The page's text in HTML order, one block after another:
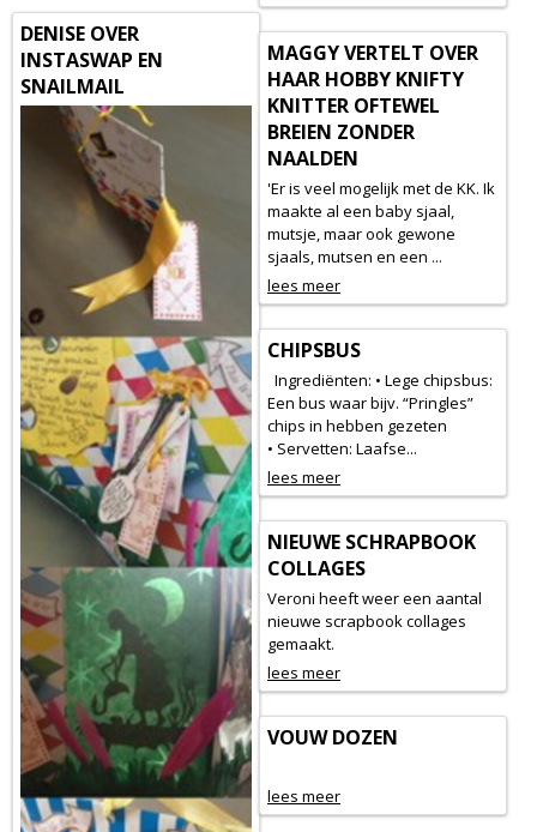
DENISE OVER
INSTASWAP EN
SNAILMAIL
MAGGY VERTELT OVER
HAAR HOBBY KNIFTY
KNITTER OFTEWEL
BREIEN ZONDER
NAALDEN
'Er is veel mogelijk met de KK. Ik
maakte al een baby sjaal,
mutsje, maar ook gewone
sjaals, mutsen en een ...
lees meer
CHIPSBUS
Ingrediënten: • Lege chipsbus:
Een bus waar bijv. “Pringles”
chips in hebben gezeten
• Servetten: Laafse...
lees meer
NIEUWE SCHRAPBOOK
COLLAGES
Veroni heeft weer een aantal
nieuwe scrapbook collages
gemaakt.
lees meer
VOUW DOZEN
lees meer